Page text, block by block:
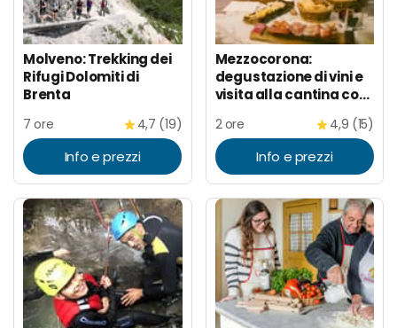
Molveno: Trekking dei
Rifugi Dolomiti di
Brenta
7 ore 4,7 (19)
Info e prezzi
Mezzocorona:
degustazione di vini e
visita alla cantina con
2 ore 4,9 (15)
Info e prezzi